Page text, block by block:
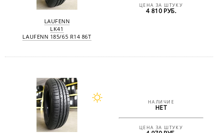
LAUFENN
LK41
LAUFENN 185/65 R14 86T
ЦЕНА ЗА ШТУКУ
4 810 РУБ.
НАЛИЧИЕ
НЕТ
ЦЕНА ЗА ШТУКУ